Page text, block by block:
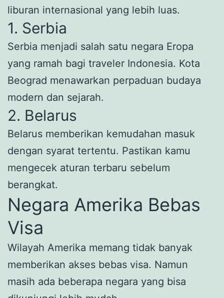
liburan internasional yang lebih luas.
1. Serbia
Serbia menjadi salah satu negara Eropa
yang ramah bagi traveler Indonesia. Kota
Beograd menawarkan perpaduan budaya
modern dan sejarah.
2. Belarus
Belarus memberikan kemudahan masuk
dengan syarat tertentu. Pastikan kamu
mengecek aturan terbaru sebelum
berangkat.
Negara Amerika Bebas
Visa
Wilayah Amerika memang tidak banyak
memberikan akses bebas visa. Namun
masih ada beberapa negara yang bisa